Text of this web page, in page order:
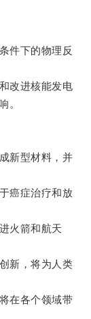
件下的物理反
改进核能发电
。
新型材料，并
癌症治疗和放
火箭和航天
新，将为人类
在各个领域带